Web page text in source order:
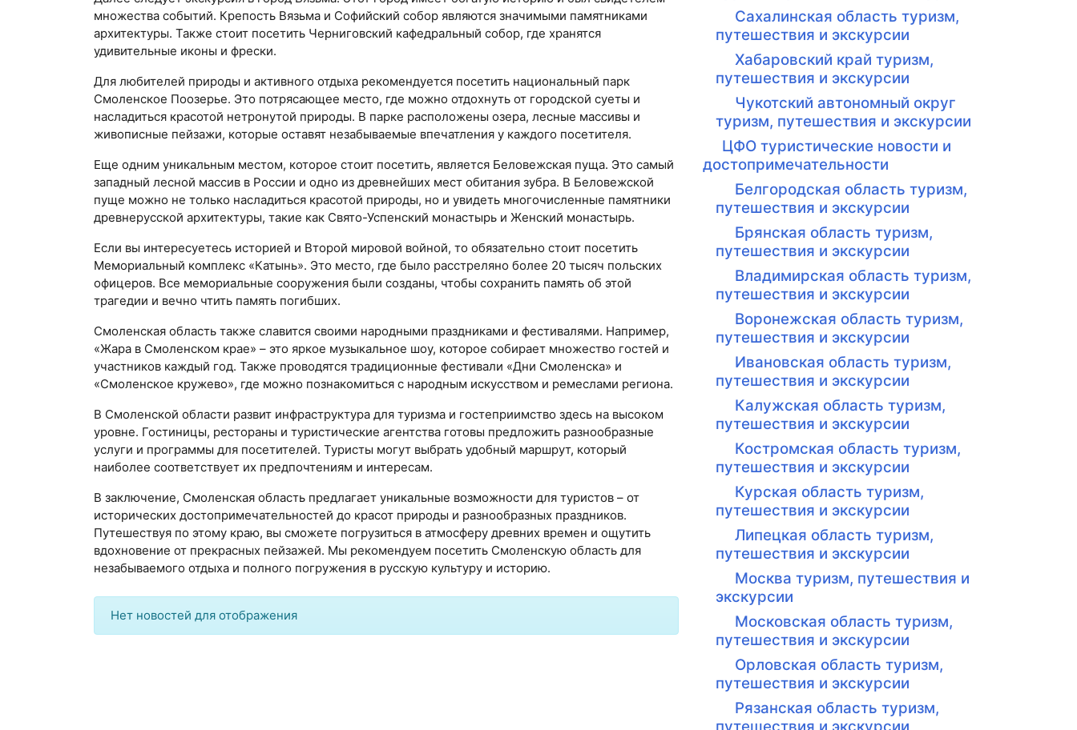
множества событий. Крепость Вязьма и Софийский собор являются значимыми памятниками
архитектуры. Также стоит посетить Черниговский кафедральный собор, где хранятся
удивительные иконы и фрески.
Для любителей природы и активного отдыха рекомендуется посетить национальный парк
Смоленское Поозерье. Это потрясающее место, где можно отдохнуть от городской суеты и
насладиться красотой нетронутой природы. В парке расположены озера, лесные массивы и
живописные пейзажи, которые оставят незабываемые впечатления у каждого посетителя.
Еще одним уникальным местом, которое стоит посетить, является Беловежская пуща. Это самый
западный лесной массив в России и одно из древнейших мест обитания зубра. В Беловежской
пуще можно не только насладиться красотой природы, но и увидеть многочисленные памятники
древнерусской архитектуры, такие как Свято-Успенский монастырь и Женский монастырь.
Если вы интересуетесь историей и Второй мировой войной, то обязательно стоит посетить
Мемориальный комплекс «Катынь». Это место, где было расстреляно более 20 тысяч польских
офицеров. Все мемориальные сооружения были созданы, чтобы сохранить память об этой
трагедии и вечно чтить память погибших.
Смоленская область также славится своими народными праздниками и фестивалями. Например,
«Жара в Смоленском крае» – это яркое музыкальное шоу, которое собирает множество гостей и
участников каждый год. Также проводятся традиционные фестивали «Дни Смоленска» и
«Смоленское кружево», где можно познакомиться с народным искусством и ремеслами региона.
В Смоленской области развит инфраструктура для туризма и гостеприимство здесь на высоком
уровне. Гостиницы, рестораны и туристические агентства готовы предложить разнообразные
услуги и программы для посетителей. Туристы могут выбрать удобный маршрут, который
наиболее соответствует их предпочтениям и интересам.
В заключение, Смоленская область предлагает уникальные возможности для туристов – от
исторических достопримечательностей до красот природы и разнообразных праздников.
Путешествуя по этому краю, вы сможете погрузиться в атмосферу древних времен и ощутить
вдохновение от прекрасных пейзажей. Мы рекомендуем посетить Смоленскую область для
незабываемого отдыха и полного погружения в русскую культуру и историю.
Нет новостей для отображения
Сахалинская область туризм,
путешествия и экскурсии
Хабаровский край туризм,
путешествия и экскурсии
Чукотский автономный округ
туризм, путешествия и экскурсии
ЦФО туристические новости и
достопримечательности
Белгородская область туризм,
путешествия и экскурсии
Брянская область туризм,
путешествия и экскурсии
Владимирская область туризм,
путешествия и экскурсии
Воронежская область туризм,
путешествия и экскурсии
Ивановская область туризм,
путешествия и экскурсии
Калужская область туризм,
путешествия и экскурсии
Костромская область туризм,
путешествия и экскурсии
Курская область туризм,
путешествия и экскурсии
Липецкая область туризм,
путешествия и экскурсии
Москва туризм, путешествия и
экскурсии
Московская область туризм,
путешествия и экскурсии
Орловская область туризм,
путешествия и экскурсии
Рязанская область туризм,